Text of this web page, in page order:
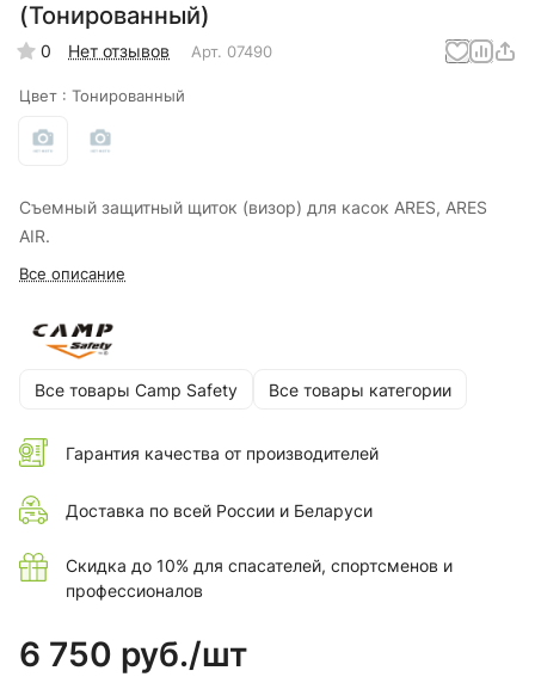
(Тонированный)
0 Нет отзывов Арт. 07490
Цвет : Тонированный
Съемный защитный щиток (визор) для касок ARES, ARES
AIR.
Все описание
Все товары Camp Safety Все товары категории
Гарантия качества от производителей
Доставка по всей России и Беларуси
Скидка до 10% для спасателей, спортсменов и
профессионалов
6 750 руб./шт